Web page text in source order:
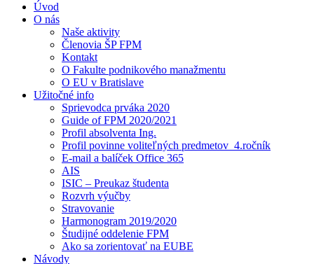
Úvod
O nás
Naše aktivity
Členovia ŠP FPM
Kontakt
O Fakulte podnikového manažmentu
O EU v Bratislave
Užitočné info
Sprievodca prváka 2020
Guide of FPM 2020/2021
Profil absolventa Ing.
Profil povinne voliteľných predmetov_4.ročník
E-mail a balíček Office 365
AIS
ISIC – Preukaz študenta
Rozvrh výučby
Stravovanie
Harmonogram 2019/2020
Študijné oddelenie FPM
Ako sa zorientovať na EUBE
Návody